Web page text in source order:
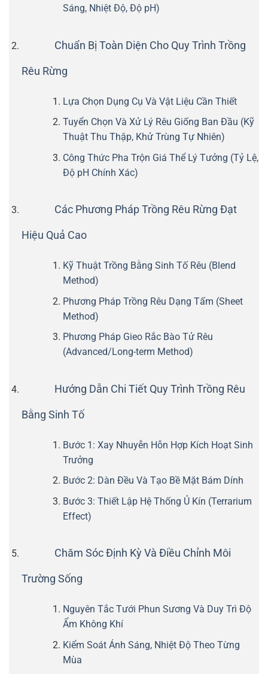
Sáng, Nhiệt Độ, Độ pH)
Chuẩn Bị Toàn Diện Cho Quy Trình Trồng
Rêu Rừng
Lựa Chọn Dụng Cụ Và Vật Liệu Cần Thiết
Tuyển Chọn Và Xử Lý Rêu Giống Ban Đầu (Kỹ
Thuật Thu Thập, Khử Trùng Tự Nhiên)
Công Thức Pha Trộn Giá Thể Lý Tưởng (Tỷ Lệ,
Độ pH Chính Xác)
Các Phương Pháp Trồng Rêu Rừng Đạt
Hiệu Quả Cao
Kỹ Thuật Trồng Bằng Sinh Tố Rêu (Blend
Method)
Phương Pháp Trồng Rêu Dạng Tấm (Sheet
Method)
Phương Pháp Gieo Rắc Bào Tử Rêu
(Advanced/Long-term Method)
Hướng Dẫn Chi Tiết Quy Trình Trồng Rêu
Bằng Sinh Tố
Bước 1: Xay Nhuyễn Hỗn Hợp Kích Hoạt Sinh
Trưởng
Bước 2: Dàn Đều Và Tạo Bề Mặt Bám Dính
Bước 3: Thiết Lập Hệ Thống Ủ Kín (Terrarium
Effect)
Chăm Sóc Định Kỳ Và Điều Chỉnh Môi
Trường Sống
Nguyên Tắc Tưới Phun Sương Và Duy Trì Độ
Ẩm Không Khí
Kiểm Soát Ánh Sáng, Nhiệt Độ Theo Từng
Mùa